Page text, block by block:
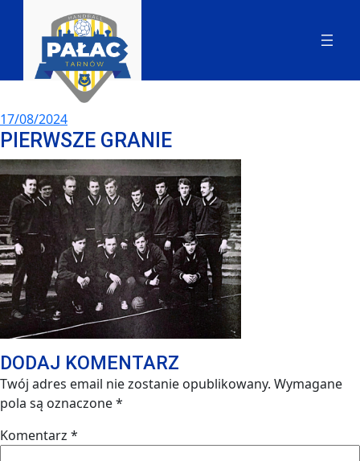
17/08/2024
PIERWSZE GRANIE
DODAJ KOMENTARZ
Twój adres email nie zostanie opublikowany. Wymagane
pola są oznaczone*
Komentarz *